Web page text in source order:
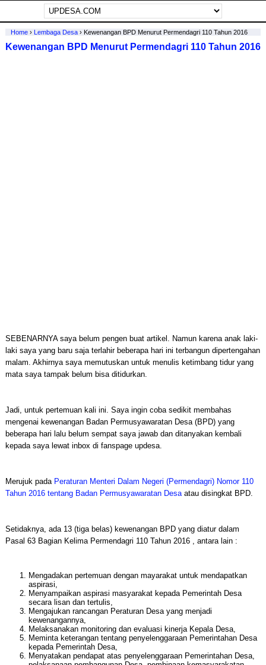
Home› Lembaga Desa› Kewenangan BPD Menurut Permendagri 110 Tahun 2016
Kewenangan BPD Menurut Permendagri 110 Tahun 2016
SEBENARNYA saya belum pengen buat artikel. Namun karena anak laki-
laki saya yang baru saja terlahir beberapa hari ini terbangun dipertengahan
malam. Akhirnya saya memutuskan untuk menulis ketimbang tidur yang
mata saya tampak belum bisa ditidurkan.
Jadi, untuk pertemuan kali ini. Saya ingin coba sedikit membahas
mengenai kewenangan Badan Permusyawaratan Desa (BPD) yang
beberapa hari lalu belum sempat saya jawab dan ditanyakan kembali
kepada saya lewat inbox di fanspage updesa.
Merujuk pada Peraturan Menteri Dalam Negeri (Permendagri) Nomor 110
Tahun 2016 tentang Badan Permusyawaratan Desaatau disingkat BPD.
Setidaknya, ada 13 (tiga belas) kewenangan BPD yang diatur dalam
Pasal 63 Bagian Kelima Permendagri 110 Tahun 2016 , antara lain :
Mengadakan pertemuan dengan mayarakat untuk mendapatkan
aspirasi,
Menyampaikan aspirasi masyarakat kepada Pemerintah Desa
secara lisan dan tertulis,
Mengajukan rancangan Peraturan Desa yang menjadi
kewenangannya,
Melaksanakan monitoring dan evaluasi kinerja Kepala Desa,
Meminta keterangan tentang penyelenggaraan Pemerintahan Desa
kepada Pemerintah Desa,
Menyatakan pendapat atas penyelenggaraan Pemerintahan Desa,